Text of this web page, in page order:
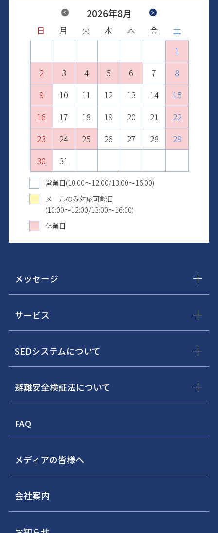
2026年8月
日 月 火 水 木 金
土
1
2
3 4 5 6 7
8
9
10 11 12 13 14
15
16
17 18 19 20 21
22
23
24 25 26 27 28
29
30
31
日 月 火 水 木 金
土
5
6
7 8 9 10 11
12
13
14 15 16 17 18
19
20
21 22 23 24 25
26
27
28 29 30
日 月 火 水 木 金
土
3
4
5 6 7 8 9
10
11
12 13 14 15 16
17
18
19 20 21 22 23
24
25
26 27 28 29 30 31
日 月 火 水 木 金
土
7
8
9 10 11 12 13
14
15
16 17 18 19 20
21
22
23 24 25 26 27
28
29
30
日 月 火 水 木 金
土
5
6
7 8 9 10 11
12
13
14 15 16 17 18
19
20
21 22 23 24 25
26
27
28 29 30 31
日 月 火 水 木 金
土
2
3
4 5 6 7 8
9
10
11 12 13 14 15
16
17
18 19 20 21 22
23
24
25 26 27 28 29
30
31
営業日(10:00～12:00/13:00～16:00)
メールのみ対応可能日
(10:00～12:00/13:00～16:00)
休業日
メッセージ
サービス
SEDシステムについて
避難安全検証法について
FAQ
メディアの皆様へ
会社案内